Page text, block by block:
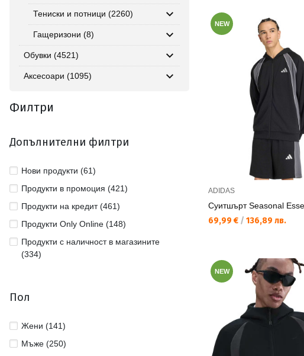
Тениски и потници (2260)
Гащеризони (8)
Обувки (4521)
Аксесоари (1095)
Филтри
Допълнителни филтри
Нови продукти (61)
Продукти в промоция (421)
Продукти на кредит (461)
Продукти Only Online (148)
Продукти с наличност в магазините
(334)
Пол
Жени (141)
Мъже (250)
NEW
ADIDAS
Суитшърт Seasonal
Текуща цена:
69,99 € / 136,89 лв.
NEW